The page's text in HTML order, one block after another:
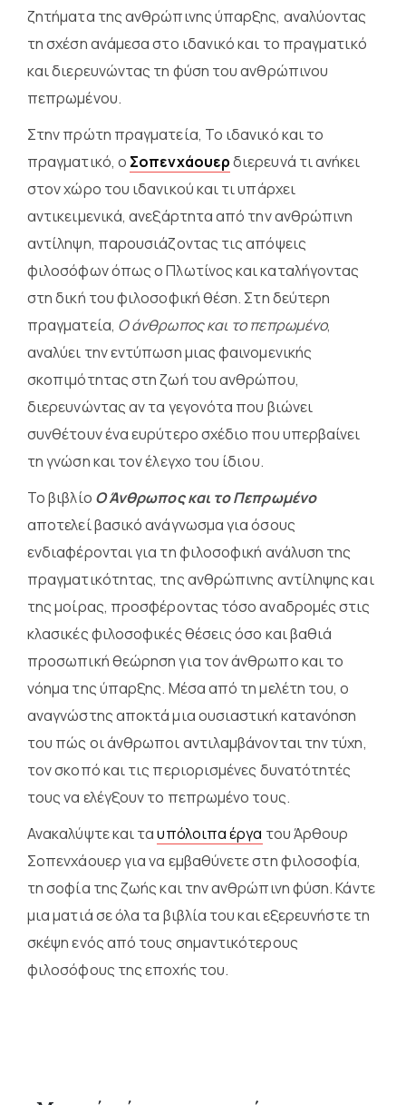
ζητήματα της ανθρώπινης ύπαρξης, αναλύοντας
τη σχέση ανάμεσα στο ιδανικό και το πραγματικό
και διερευνώντας τη φύση του ανθρώπινου
πεπρωμένου.
Στην πρώτη πραγματεία, Το ιδανικό και το
πραγματικό, ο Σοπενχάουερδιερευνά τι ανήκει
στον χώρο του ιδανικού και τι υπάρχει
αντικειμενικά, ανεξάρτητα από την ανθρώπινη
αντίληψη, παρουσιάζοντας τις απόψεις
φιλοσόφων όπως ο Πλωτίνος και καταλήγοντας
στη δική του φιλοσοφική θέση. Στη δεύτερη
πραγματεία, Ο άνθρωπος και το πεπρωμένο,
αναλύει την εντύπωση μιας φαινομενικής
σκοπιμότητας στη ζωή του ανθρώπου,
διερευνώντας αν τα γεγονότα που βιώνει
συνθέτουν ένα ευρύτερο σχέδιο που υπερβαίνει
τη γνώση και τον έλεγχο του ίδιου.
Το βιβλίο Ο Άνθρωπος και το Πεπρωμένο
αποτελεί βασικό ανάγνωσμα για όσους
ενδιαφέρονται για τη φιλοσοφική ανάλυση της
πραγματικότητας, της ανθρώπινης αντίληψης και
της μοίρας, προσφέροντας τόσο αναδρομές στις
κλασικές φιλοσοφικές θέσεις όσο και βαθιά
προσωπική θεώρηση για τον άνθρωπο και το
νόημα της ύπαρξης. Μέσα από τη μελέτη του, ο
αναγνώστης αποκτά μια ουσιαστική κατανόηση
του πώς οι άνθρωποι αντιλαμβάνονται την τύχη,
τον σκοπό και τις περιορισμένες δυνατότητές
τους να ελέγξουν το πεπρωμένο τους.
Ανακαλύψτε και ταυπόλοιπα έργα του Άρθουρ
Σοπενχάουερ για να εμβαθύνετε στη φιλοσοφία,
τη σοφία της ζωής και την ανθρώπινη φύση. Κάντε
μια ματιά σε όλα τα βιβλία του και εξερευνήστε τη
σκέψη ενός από τους σημαντικότερους
φιλοσόφους της εποχής του.